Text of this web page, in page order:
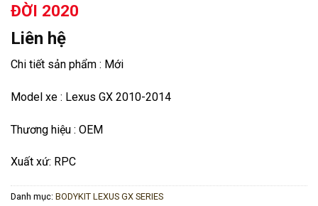
ĐỜI 2020
Liên hệ
Chi tiết sản phẩm : Mới
Model xe : Lexus GX 2010-2014
Thương hiệu : OEM
Xuất xứ: RPC
Danh mục: BODYKIT LEXUS GX SERIES